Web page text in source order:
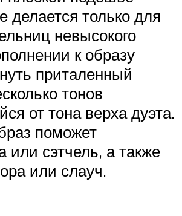
делается только для
невысокого
к образу
приталенный
тонов
от тона верха дуэта.
поможет
или сэтчель, а также
или слауч.